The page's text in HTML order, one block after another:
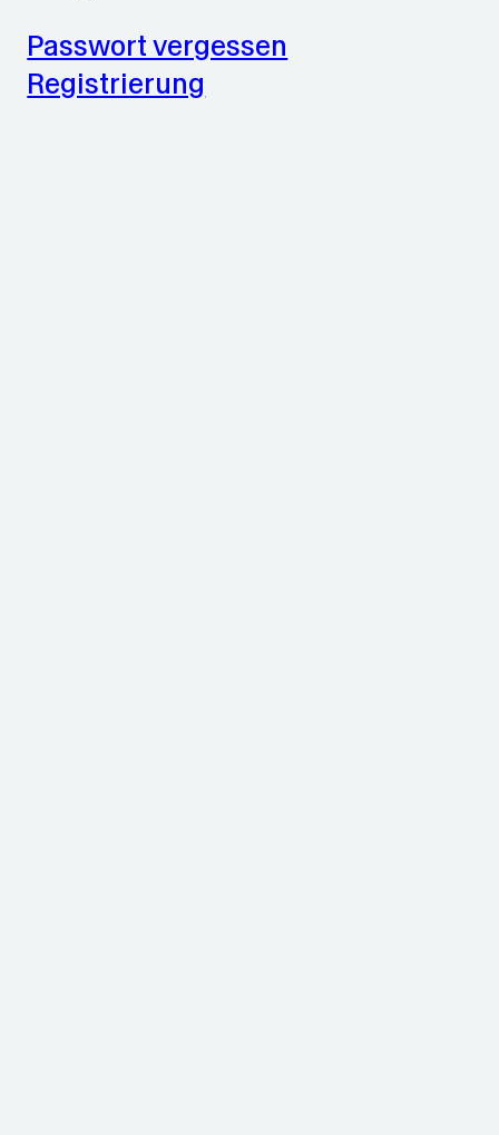
Passwort vergessen
Registrierung